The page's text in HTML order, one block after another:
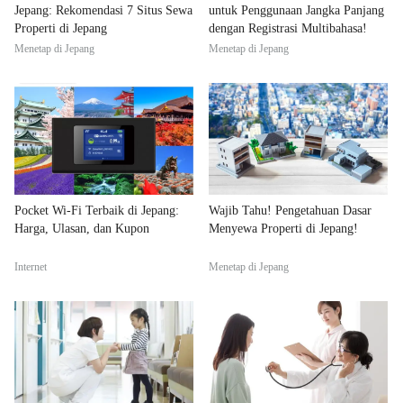
Jepang: Rekomendasi 7 Situs Sewa
Properti di Jepang
Menetap di Jepang
untuk Penggunaan Jangka Panjang
dengan Registrasi Multibahasa!
Menetap di Jepang
Pocket Wi-Fi Terbaik di Jepang:
Harga, Ulasan, dan Kupon
Internet
Wajib Tahu! Pengetahuan Dasar
Menyewa Properti di Jepang!
Menetap di Jepang